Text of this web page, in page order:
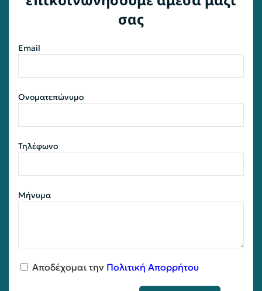
σας
Email
Ονοματεπώνυμο
Τηλέφωνο
Μήνυμα
Αποδέχομαι την Πολιτική Απορρήτου